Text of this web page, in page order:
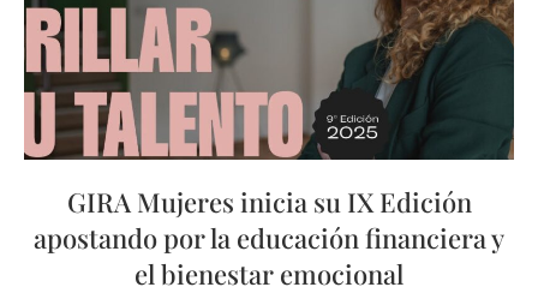
GIRA Mujeres inicia su IX Edición
apostando por la educación financiera y
el bienestar emocional